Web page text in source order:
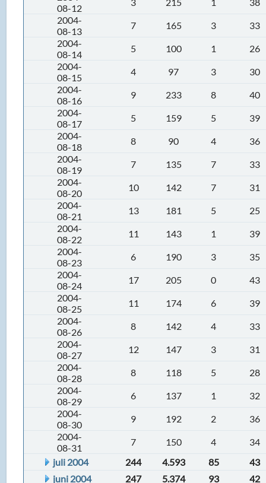
08-12
2004-
08-13
7 165 3
33
2004-
08-14
5 100 1
26
2004-
08-15
4 97 3
30
2004-
08-16
9 233 8
40
2004-
08-17
5 159 5
39
2004-
08-18
8 90 4
36
2004-
08-19
7 135 7
33
2004-
08-20
10 142 7
31
2004-
08-21
13 181 5
25
2004-
08-22
11 143 1
39
2004-
08-23
6 190 3
35
2004-
08-24
17 205 0
43
2004-
08-25
11 174 6
39
2004-
08-26
8 142 4
33
2004-
08-27
12 147 3
31
2004-
08-28
8 118 5
28
2004-
08-29
6 137 1
32
2004-
08-30
9 192 2
36
2004-
08-31
7 150 4
34
juli 2004
244 4.593 85
43
juni 2004
247 5.374 93 42